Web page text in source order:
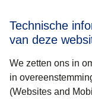
Technische
van deze
We zetten ons in
in
(Websites and